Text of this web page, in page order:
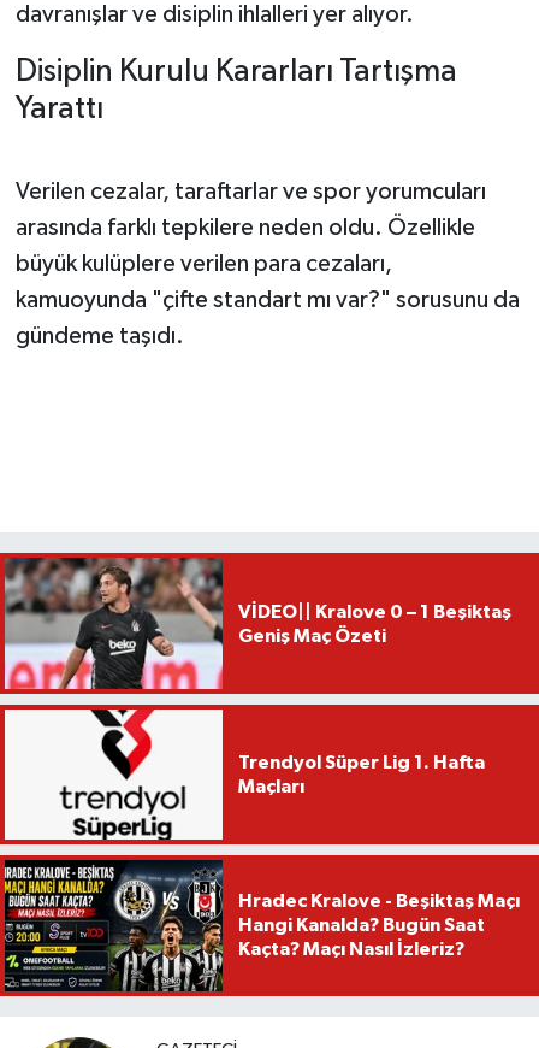
davranışlar ve disiplin ihlalleri yer alıyor.
Disiplin Kurulu Kararları Tartışma
Yarattı
Verilen cezalar, taraftarlar ve spor yorumcuları
arasında farklı tepkilere neden oldu. Özellikle
büyük kulüplere verilen para cezaları,
kamuoyunda "çifte standart mı var?" sorusunu da
gündeme taşıdı.
VİDEO|| Kralove 0 – 1 Beşiktaş
Geniş Maç Özeti
Trendyol Süper Lig 1. Hafta
Maçları
Hradec Kralove - Beşiktaş Maçı
Hangi Kanalda? Bugün Saat
Kaçta? Maçı Nasıl İzleriz?